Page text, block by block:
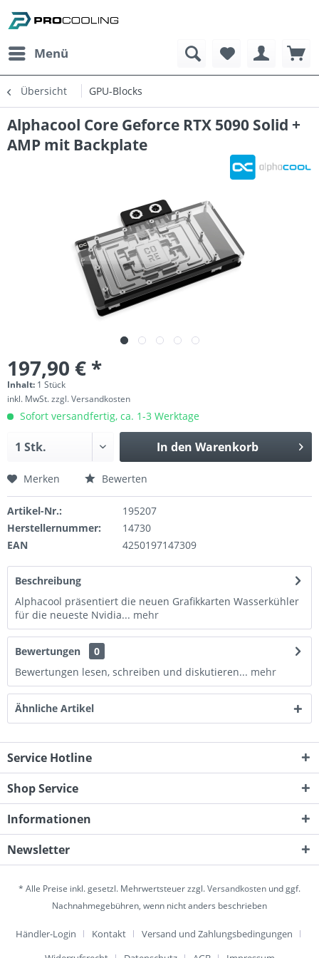
Menü
Übersicht GPU-Blocks
Alphacool Core Geforce RTX 5090 Solid +
AMP mit Backplate
197,90 € *
Inhalt: 1 Stück
inkl. MwSt.zzgl. Versandkosten
Sofort versandfertig, ca. 1-3 Werktage
In den Warenkorb
Merken Bewerten
Artikel-Nr.:
195207
Herstellernummer:
14730
EAN
4250197147309
Beschreibung
Alphacool präsentiert die neuen Grafikkarten Wasserkühler
für die neueste Nvidia... mehr
Bewertungen
0
Bewertungen lesen, schreiben und diskutieren... mehr
Ähnliche Artikel
Service Hotline
Shop Service
Informationen
Newsletter
* Alle Preise inkl. gesetzl. Mehrwertsteuer zzgl.Versandkosten und ggf.
Nachnahmegebühren, wenn nicht anders beschrieben
Händler-Login Kontakt
Versand und Zahlungsbedingungen